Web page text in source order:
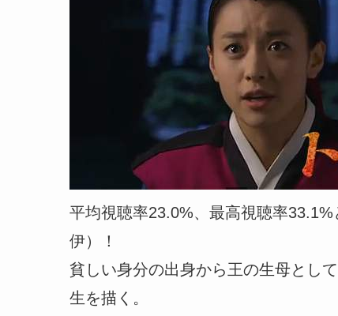
平均視聴率23.0%、最高視聴率
伊）！
貧しい身分の出身から王の生母とし
生を描く。